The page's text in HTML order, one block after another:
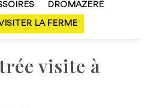
DROMAZERE
LA FERME
visite à